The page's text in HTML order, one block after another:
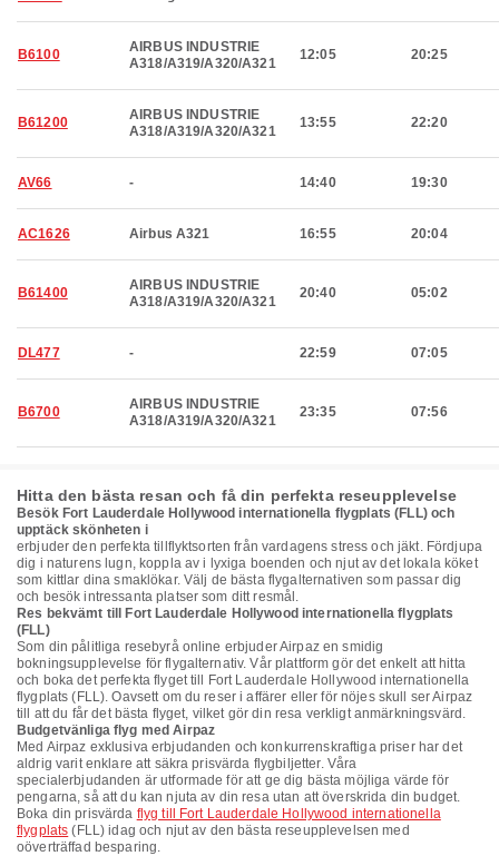
B6100
AIRBUS INDUSTRIE
A318/A319/A320/A321
12:05 20:25
B61200
AIRBUS INDUSTRIE
A318/A319/A320/A321
13:55 22:20
AV66 - 14:40 19:30
AC1626 Airbus A321 16:55 20:04
B61400
AIRBUS INDUSTRIE
A318/A319/A320/A321
20:40 05:02
DL477 - 22:59 07:05
B6700
AIRBUS INDUSTRIE
A318/A319/A320/A321
23:35 07:56
Hitta den bästa resan och få din perfekta reseupplevelse
Besök Fort Lauderdale Hollywood internationella flygplats (FLL) och
upptäck skönheten i
erbjuder den perfekta tillflyktsorten från vardagens stress och jäkt. Fördjupa
dig i naturens lugn, koppla av i lyxiga boenden och njut av det lokala köket
som kittlar dina smaklökar. Välj de bästa flygalternativen som passar dig
och besök intressanta platser som ditt resmål.
Res bekvämt till Fort Lauderdale Hollywood internationella flygplats
(FLL)
Som din pålitliga resebyrå online erbjuder Airpaz en smidig
bokningsupplevelse för flygalternativ. Vår plattform gör det enkelt att hitta
och boka det perfekta flyget till Fort Lauderdale Hollywood internationella
flygplats (FLL). Oavsett om du reser i affärer eller för nöjes skull ser Airpaz
till att du får det bästa flyget, vilket gör din resa verkligt anmärkningsvärd.
Budgetvänliga flyg med Airpaz
Med Airpaz exklusiva erbjudanden och konkurrenskraftiga priser har det
aldrig varit enklare att säkra prisvärda flygbiljetter. Våra
specialerbjudanden är utformade för att ge dig bästa möjliga värde för
pengarna, så att du kan njuta av din resa utan att överskrida din budget.
Boka din prisvärda flyg till Fort Lauderdale Hollywood internationella
flygplats (FLL) idag och njut av den bästa reseupplevelsen med
oöverträffad besparing.